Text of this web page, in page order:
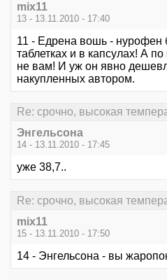
mix11
13 - 13.11.2010 - 17:40
11 - Едрена вошь - нурофен
таблетках и в капсулах! А
не вам! И уж он явно
накупленных автором.
Re: срочно, высокая
Энгельсона
14 - 13.11.2010 - 17:45
уже 38,7..
Re: срочно, высокая
mix11
15 - 13.11.2010 - 17:50
14 - Энгельсона - вы